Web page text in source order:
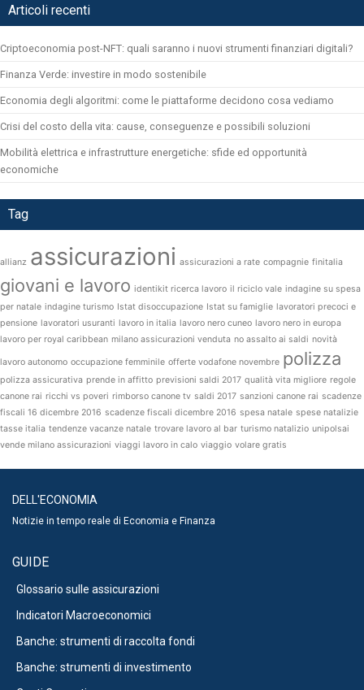
Articoli recenti
Criptoeconomia post-NFT: quali saranno i nuovi strumenti finanziari digitali?
Finanza Verde: investire in modo sostenibile
Economia degli algoritmi: come le piattaforme decidono cosa vediamo
Crisi del costo della vita: cause, conseguenze e possibili soluzioni
Mobilità elettrica e infrastrutture energetiche: sfide ed opportunità
economiche
Tag
allianz assicurazioni assicurazioni a rate compagnie finitalia
giovani e lavoro identikit ricerca lavoro il riciclo vale indagine su spesa
per natale indagine turismo Istat disoccupazione Istat su famiglie lavoratori precoci e
pensione lavoratori usuranti lavoro in italia lavoro nero cuneo lavoro nero in europa
lavoro per royal caribbean milano assicurazioni venduta no assalto ai saldi novità
lavoro autonomo occupazione femminile offerte vodafone novembre polizza
polizza assicurativa prende in affitto previsioni saldi 2017 qualità vita migliore regole
canone rai ricchi vs poveri rimborso canone tv saldi 2017 sanzioni canone rai scadenze
fiscali 16 dicembre 2016 scadenze fiscali dicembre 2016 spesa natale spese natalizie
tasse italia tendenze vacanze natale trovare lavoro al bar turismo natalizio unipolsai
vende milano assicurazioni viaggi lavoro in calo viaggio volare gratis
DELL'ECONOMIA
Notizie in tempo reale di Economia e Finanza
GUIDE
Glossario sulle assicurazioni
Indicatori Macroeconomici
Banche: strumenti di raccolta fondi
Banche: strumenti di investimento